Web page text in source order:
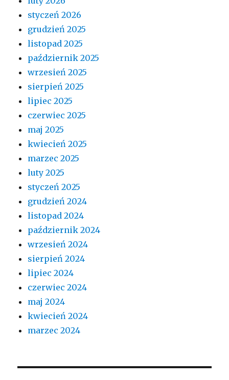
styczeń 2026
grudzień 2025
listopad 2025
październik 2025
wrzesień 2025
sierpień 2025
lipiec 2025
czerwiec 2025
maj 2025
kwiecień 2025
marzec 2025
luty 2025
styczeń 2025
grudzień 2024
listopad 2024
październik 2024
wrzesień 2024
sierpień 2024
lipiec 2024
czerwiec 2024
maj 2024
kwiecień 2024
marzec 2024